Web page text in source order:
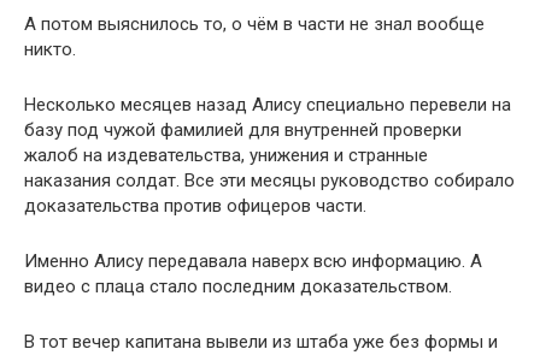
А потом выяснилось то, о чём в части не знал вообще
никто.
Несколько месяцев назад Алису специально перевели на
базу под чужой фамилией для внутренней проверки
жалоб на издевательства, унижения и странные
наказания солдат. Все эти месяцы руководство собирало
доказательства против офицеров части.
Именно Алису передавала наверх всю информацию. А
видео с плаца стало последним доказательством.
В тот вечер капитана вывели из штаба уже без формы и